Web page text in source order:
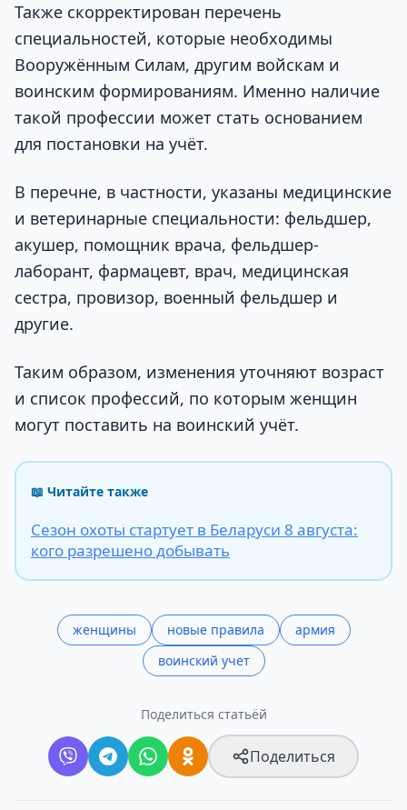
Также скорректирован перечень
специальностей, которые необходимы
Вооружённым Силам, другим войскам и
воинским формированиям. Именно наличие
такой профессии может стать основанием
для постановки на учёт.
В перечне, в частности, указаны медицинские
и ветеринарные специальности: фельдшер,
акушер, помощник врача, фельдшер-
лаборант, фармацевт, врач, медицинская
сестра, провизор, военный фельдшер и
другие.
Таким образом, изменения уточняют возраст
и список профессий, по которым женщин
могут поставить на воинский учёт.
📖 Читайте также
Сезон охоты стартует в Беларуси 8 августа:
кого разрешено добывать
женщины новые правила
армия
воинский учет
Поделиться статьёй
Поделиться